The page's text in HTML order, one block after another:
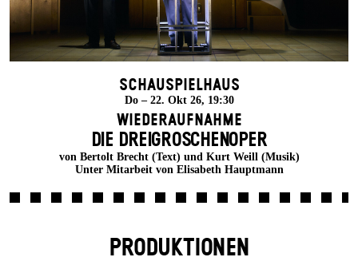
Schauspielhaus
Do – 22. Okt 26, 19:30
Wiederaufnahme
DIE DREI­GROSCHEN­OPER
von Bertolt Brecht (Text) und Kurt Weill (Musik)
Unter Mitarbeit von Elisabeth Hauptmann
PRODUKTIONEN